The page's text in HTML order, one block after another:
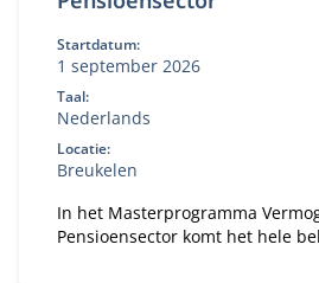
Startdatum:
1 september 2026
Taal:
Nederlands
Locatie:
Breukelen
In het Masterprogramma
Pensioensector komt het hele